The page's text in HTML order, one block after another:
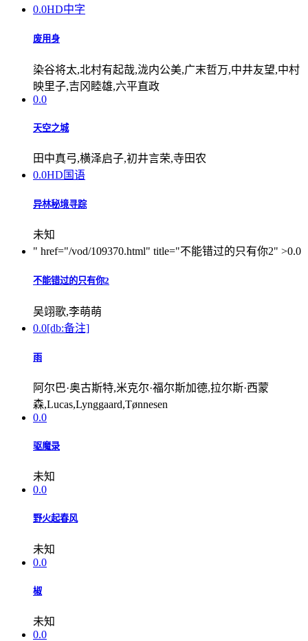
0.0HD中字
废用身
染谷将太,北村有起哉,泷内公美,广末哲万,中井友望,中村
映里子,吉冈睦雄,六平直政
0.0
天空之城
田中真弓,横泽启子,初井言荣,寺田农
0.0HD国语
异林秘境寻踪
未知
" href="/vod/109370.html" title="不能错过的只有你2" >0.0
不能错过的只有你2
吴翊歌,李萌萌
0.0[db:备注]
雨
阿尔巴·奥古斯特,米克尔·福尔斯加德,拉尔斯·西蒙
森,Lucas,Lynggaard,Tønnesen
0.0
驱魔录
未知
0.0
野火起春风
未知
0.0
椒
未知
0.0